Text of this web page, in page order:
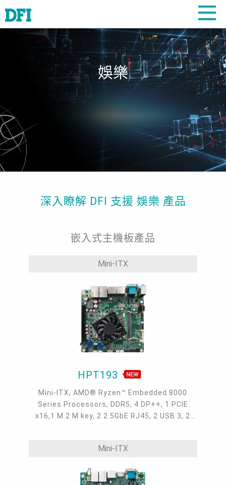
娛樂
深入瞭解 DFI 支援 娛樂 產品
嵌入式主機板產品
Mini-ITX
HPT193
Mini-ITX, AMD® Ryzen™ Embedded 8000
Series Processors, DDR5, 4 DP++, 1 PCIE
x16,1 M.2 M key, 2 2.5GbE RJ45, 2 USB 3, 2
I/O(PCIE,UART/USB2.0,Audio), -5 to 65°C
Mini-ITX